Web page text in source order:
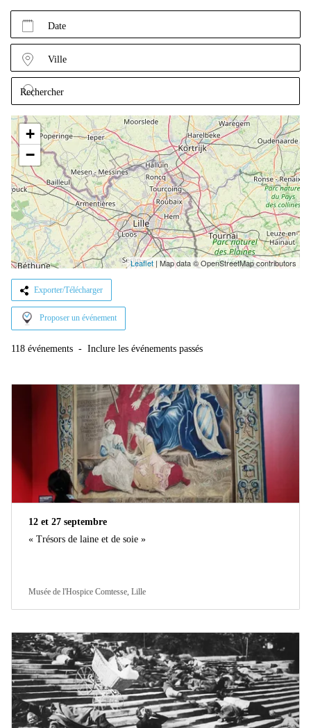
Date
Ville
+
−
Leaflet | Map data © OpenStreetMap contributors
Exporter/Télécharger
Proposer un événement
118 événements - Inclure les événements passés
12 et 27 septembre
« Trésors de laine et de soie »
Musée de l'Hospice Comtesse, Lille